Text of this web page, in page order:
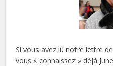
Si vous avez lu notre lettre
vous « connaissez » déjà